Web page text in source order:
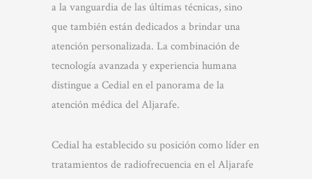
a la vanguardia de las últimas técnicas, sino
que también están dedicados a brindar una
atención personalizada. La combinación de
tecnología avanzada y experiencia humana
distingue a Cedial en el panorama de la
atención médica del Aljarafe.
Cedial ha establecido su posición como líder en
tratamientos de radiofrecuencia en el Aljarafe